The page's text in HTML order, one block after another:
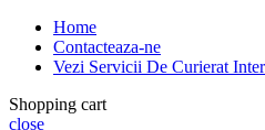
Home
Contacteaza-ne
Vezi Servicii De Curierat
Shopping cart
close